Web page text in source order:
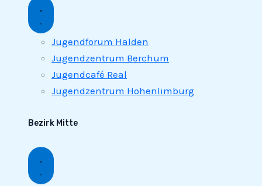
Jugendforum Halden
Jugendzentrum Berchum
Jugendcafé Real
Jugendzentrum Hohenlimburg
Bezirk Mitte